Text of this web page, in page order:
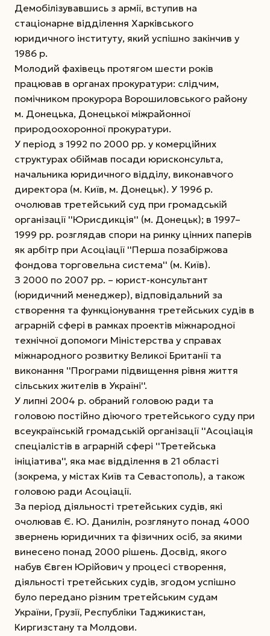
Демобілізувавшись з армії, вступив на
стаціонарне відділення Харківського
юридичного інституту, який успішно закінчив у
1986 р.
Молодий фахівець протягом шести років
працював в органах прокуратури: слідчим,
помічником прокурора Ворошиловського району
м. Донецька, Донецької міжрайонної
природоохоронної прокуратури.
У період з 1992 по 2000 рр. у комерційних
структурах обіймав посади юрисконсульта,
начальника юридичного відділу, виконавчого
директора (м. Київ, м. Донецьк). У 1996 р.
очолював третейський суд при громадській
організації ''Юрисдикція'' (м. Донецьк); в 1997–
1999 рр. розглядав спори на ринку цінних паперів
як арбітр при Асоціації ''Перша позабіржова
фондова торговельна система'' (м. Київ).
З 2000 по 2007 рр. – юрист-консультант
(юридичний менеджер), відповідальний за
створення та функціонування третейських судів в
аграрній сфері в рамках проектів міжнародної
технічної допомоги Міністерства у справах
міжнародного розвитку Великої Британії та
виконання ''Програми підвищення рівня життя
сільських жителів в Україні''.
У липні 2004 р. обраний головою ради та
головою постійно діючого третейського суду при
всеукраїнській громадській організації ''Асоціація
спеціалістів в аграрній сфері ''Третейська
ініціатива'', яка має відділення в 21 області
(зокрема, у містах Київ та Севастополь), а також
головою ради Асоціації.
За період діяльності третейських судів, які
очолював Є. Ю. Данилін, розглянуто понад 4000
звернень юридичних та фізичних осіб, за якими
винесено понад 2000 рішень. Досвід, якого
набув Євген Юрійович у процесі створення,
діяльності третейських судів, згодом успішно
було передано різним третейським судам
України, Грузії, Республіки Таджикистан,
Киргизстану та Молдови.